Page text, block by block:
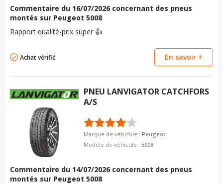
Commentaire du 16/07/2026 concernant des pneus
montés sur Peugeot 5008
Rapport qualité-prix super 👍
Achat vérifié En savoir +
PNEU LANVIGATOR CATCHFORS
A/S
Marque de véhicule : Peugeot
Modèle de véhicule : 5008
Commentaire du 14/07/2026 concernant des pneus
montés sur Peugeot 5008